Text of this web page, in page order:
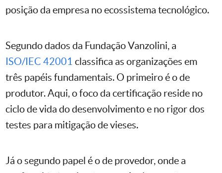
posição da empresa no ecossistema tecnológico.
Segundo dados da Fundação Vanzolini, a
ISO/IEC 42001 classifica as organizações em
três papéis fundamentais. O primeiro é o de
produtor. Aqui, o foco da certificação reside no
ciclo de vida do desenvolvimento e no rigor dos
testes para mitigação de vieses.
Já o segundo papel é o de provedor, onde a